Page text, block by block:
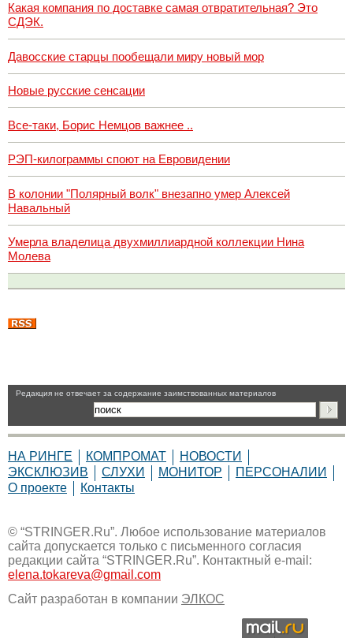
Какая компания по доставке самая отвратительная? Это
СДЭК.
Давосские старцы пообещали миру новый мор
Новые русские сенсации
Все-таки, Борис Немцов важнее ..
РЭП-килограммы споют на Евровидении
В колонии "Полярный волк" внезапно умер Алексей
Навальный
Умерла владелица двухмиллиардной коллекции Нина
Молева
Pедакция не отвечает за содержание заимствованных материалов
НА РИНГЕ КОМПРОМАТ
НОВОСТИ
ЭКСКЛЮЗИВ
СЛУХИ МОНИТОР
ПЕРСОНАЛИИ
О проекте
Контакты
© “STRINGER.Ru”. Любое использование материалов
сайта допускается только с письменного согласия
редакции сайта “STRINGER.Ru”. Контактный e-mail:
elena.tokareva@gmail.com
Сайт разработан в компании ЭЛКОС